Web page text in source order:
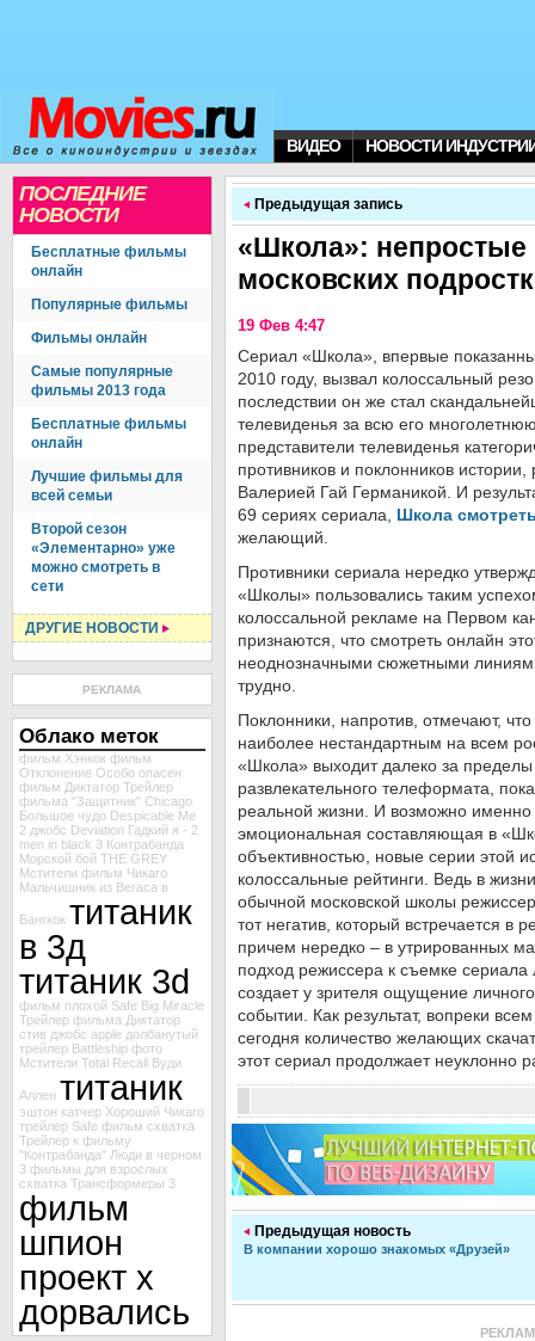
ВИДЕО НОВОСТИ
ПОСЛЕДНИЕ
НОВОСТИ
Бесплатные фильмы
онлайн
Популярные фильмы
Фильмы онлайн
Самые популярные
фильмы 2013 года
Бесплатные фильмы
онлайн
Лучшие фильмы для
всей семьи
Второй сезон
«Элементарно» уже
можно смотреть в
сети
ДРУГИЕ НОВОСТИ
РЕКЛАМА
Облако меток
фильм Хэнкок фильм
Отклонение Особо опасен
фильм Диктатор Трейлер
фильма "Защитник" Chicago
Большое чудо Despicable Me
2 джобс Deviation Гадкий я - 2
men in black 3 Контрабанда
Морской бой THE GREY
Мстители фильм Чикаго
Мальчишник из Вегаса в
Бангкок титаник
в 3д
титаник 3d
фильм плохой Safe Big Miracle
Трейлер фильма Диктатор
стив джобс apple долбанутый
трейлер Battleship фото
Мстители Total Recall Вуди
Аллен титаник
эштон катчер Хороший Чикаго
трейлер Safe фильм схватка
Трейлер к фильму
"Контрабанда" Люди в черном
3 фильмы для взрослых
схватка Трансформеры 3
фильм
шпион
проект х
дорвались
Предыдущая запись
«Школа»: непростые
московских
19 Фев 4:47
Сериал «Школа», впервые
2010 году, вызвал колоссальный
последствии он же стал
телевиденья за всю его
представители телевиденья
противников и поклонников
Валерией Гай Германикой. И
69 сериях сериала, Школа
желающий.
Противники сериала нередко
«Школы» пользовались таким
колоссальной рекламе на Первом
признаются, что смотреть онлайн
неоднозначными сюжетными
трудно.
Поклонники, напротив, отмечают,
наиболее нестандартным на всем
«Школа» выходит далеко за
развлекательного телеформата,
реальной жизни. И возможно именно
эмоциональная составляющая в
объективностью, новые серии этой
колоссальные рейтинги. Ведь в
обычной московской школы
тот негатив, который встречается в
причем нередко – в утрированных
подход режиссера к съемке
создает у зрителя ощущение
событии. Как результат, вопреки
сегодня количество желающих
этот сериал продолжает неуклонно
Предыдущая новость
В компании хорошо знакомых «Друзей»